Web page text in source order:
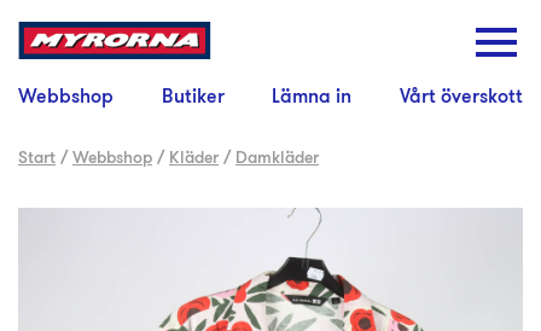
Webbshop Butiker Lämna in Vårt överskott
Start /Webbshop / Kläder / Damkläder